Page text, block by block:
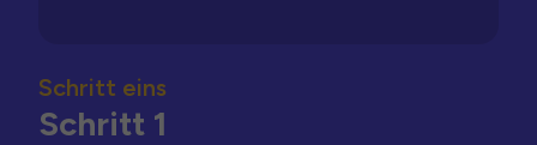
Schritt eins
Schritt 1